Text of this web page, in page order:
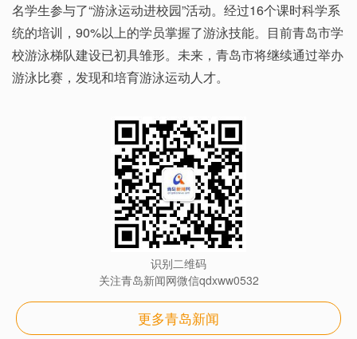
名学生参与了“游泳运动进校园”活动。经过16个课时科学系
统的培训，90%以上的学员掌握了游泳技能。目前青岛市学
校游泳梯队建设已初具雏形。未来，青岛市将继续通过举办
游泳比赛，发现和培育游泳运动人才。
识别二维码
关注青岛新闻网微信qdxww0532
更多青岛新闻